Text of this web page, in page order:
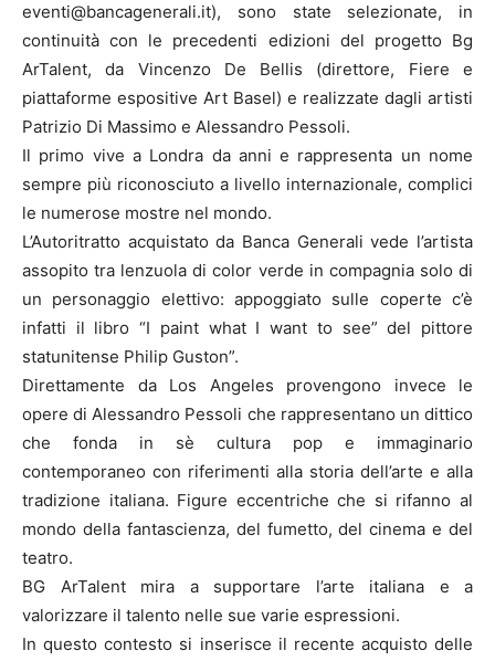
eventi@bancagenerali.it), sono state selezionate, in
continuità con le precedenti edizioni del progetto Bg
ArTalent, da Vincenzo De Bellis (direttore, Fiere e
piattaforme espositive Art Basel) e realizzate dagli artisti
Patrizio Di Massimo e Alessandro Pessoli.
Il primo vive a Londra da anni e rappresenta un nome
sempre più riconosciuto a livello internazionale, complici
le numerose mostre nel mondo.
L’Autoritratto acquistato da Banca Generali vede l’artista
assopito tra lenzuola di color verde in compagnia solo di
un personaggio elettivo: appoggiato sulle coperte c’è
infatti il libro “I paint what I want to see” del pittore
statunitense Philip Guston”.
Direttamente da Los Angeles provengono invece le
opere di Alessandro Pessoli che rappresentano un dittico
che fonda in sè cultura pop e immaginario
contemporaneo con riferimenti alla storia dell’arte e alla
tradizione italiana. Figure eccentriche che si rifanno al
mondo della fantascienza, del fumetto, del cinema e del
teatro.
BG ArTalent mira a supportare l’arte italiana e a
valorizzare il talento nelle sue varie espressioni.
In questo contesto si inserisce il recente acquisto delle